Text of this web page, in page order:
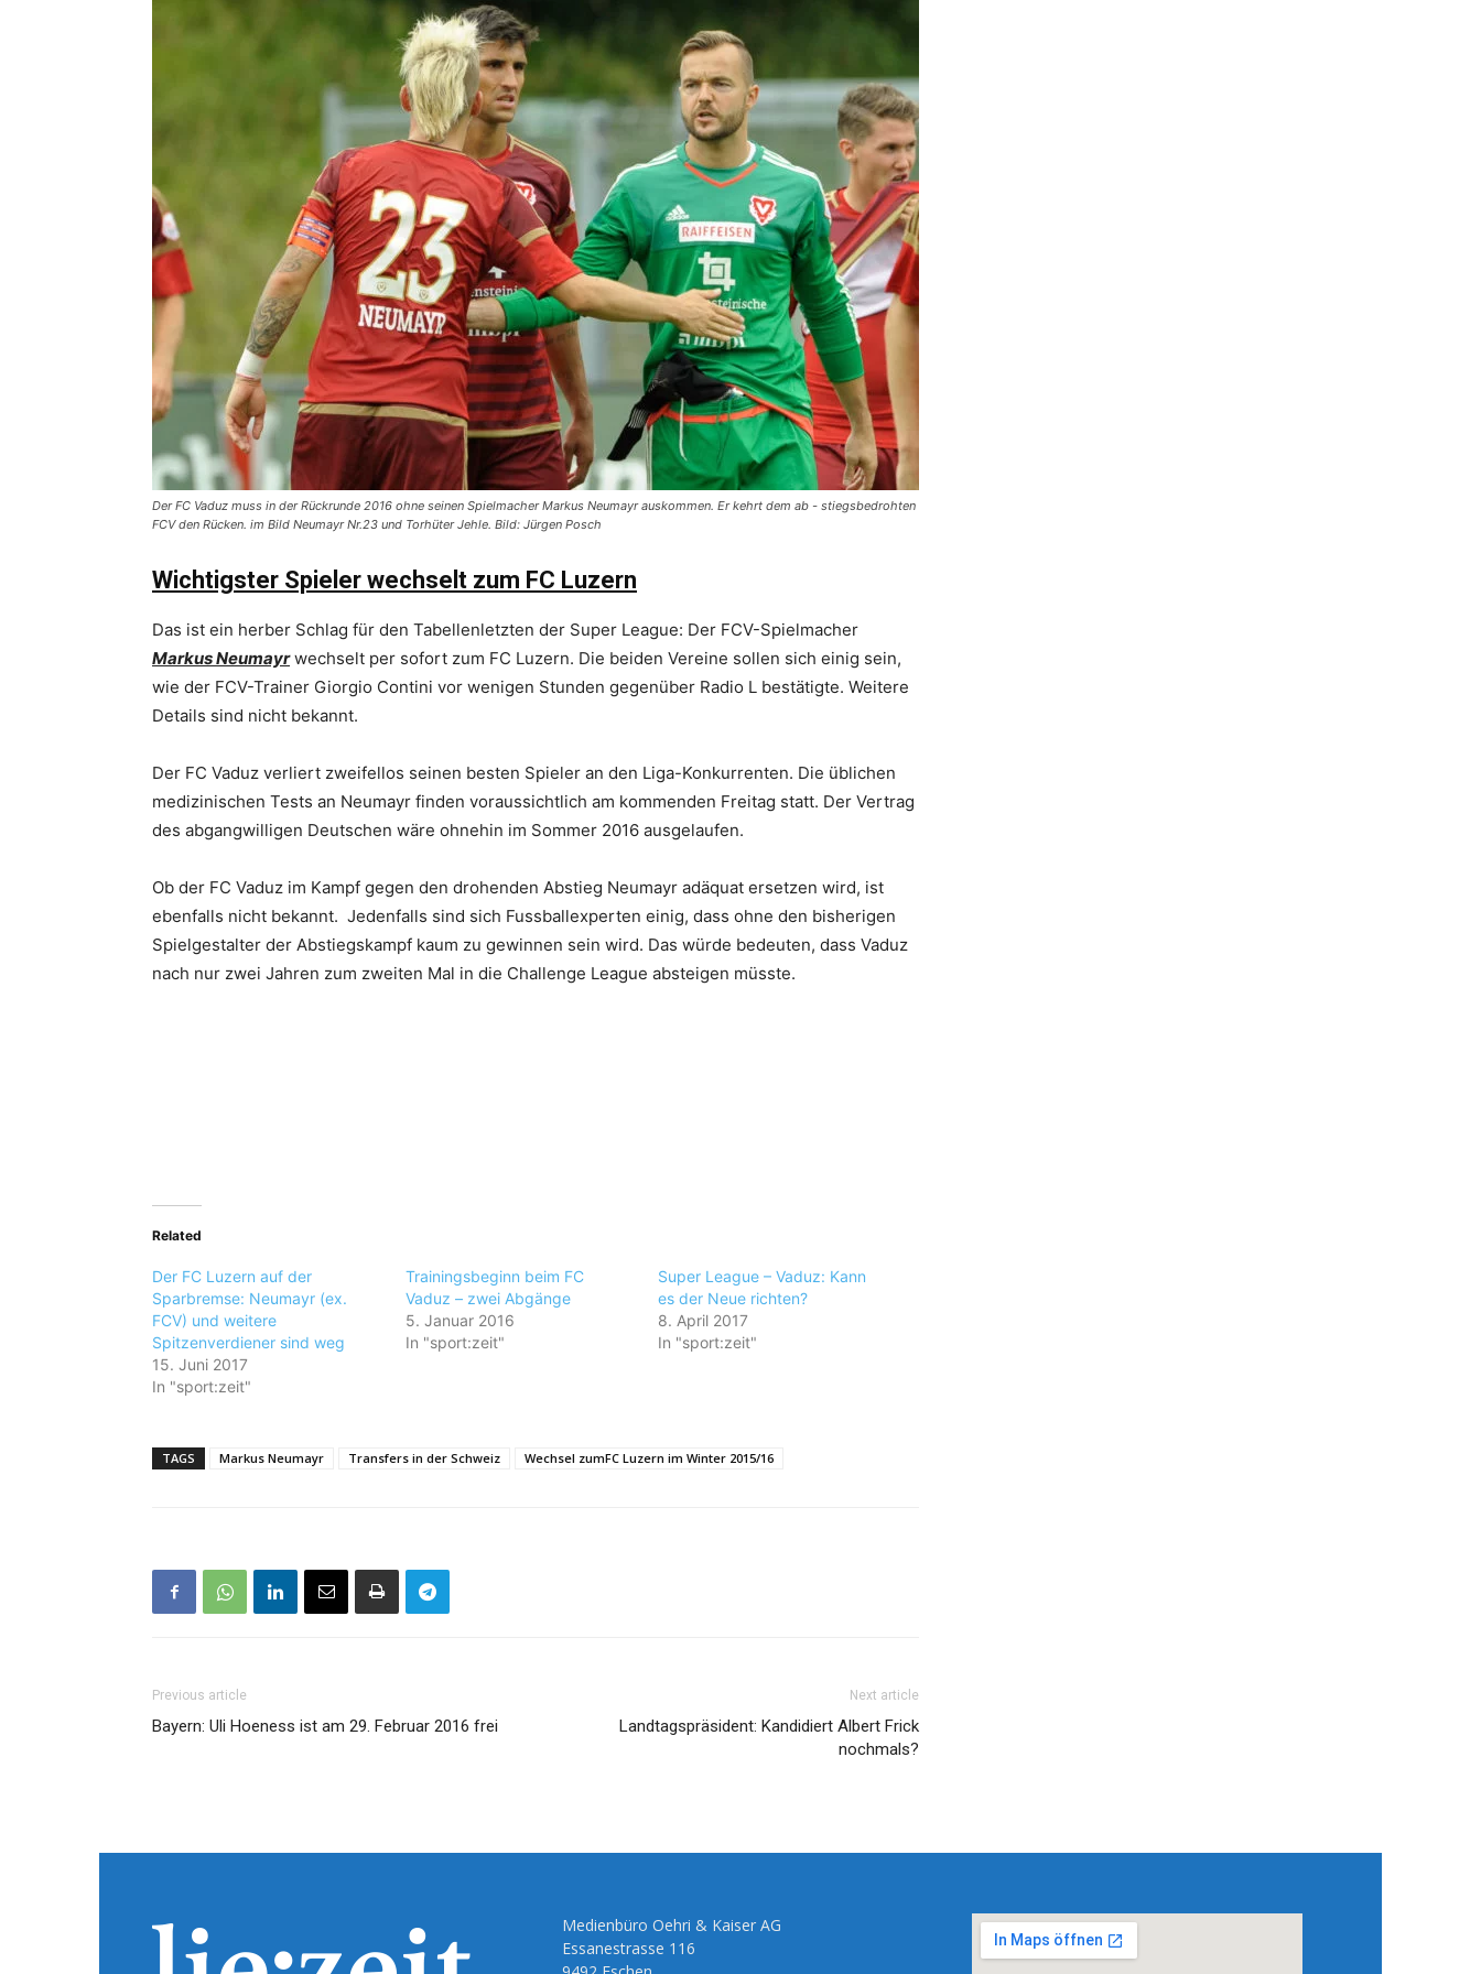
Der FC Vaduz muss in der Rückrunde 2016 ohne seinen Spielmacher Markus Neumayr auskommen. Er kehrt dem ab - stiegsbedrohten
FCV den Rücken. im Bild Neumayr Nr.23 und Torhüter Jehle. Bild: Jürgen Posch
Wichtigster Spieler wechselt zum FC Luzern
Das ist ein herber Schlag für den Tabellenletzten der Super League: Der FCV-Spielmacher
Markus Neumayrwechselt per sofort zum FC Luzern. Die beiden Vereine sollen sich einig sein,
wie der FCV-Trainer Giorgio Contini vor wenigen Stunden gegenüber Radio L bestätigte. Weitere
Details sind nicht bekannt.
Der FC Vaduz verliert zweifellos seinen besten Spieler an den Liga-Konkurrenten. Die üblichen
medizinischen Tests an Neumayr finden voraussichtlich am kommenden Freitag statt. Der Vertrag
des abgangwilligen Deutschen wäre ohnehin im Sommer 2016 ausgelaufen.
Ob der FC Vaduz im Kampf gegen den drohenden Abstieg Neumayr adäquat ersetzen wird, ist
ebenfalls nicht bekannt. Jedenfalls sind sich Fussballexperten einig, dass ohne den bisherigen
Spielgestalter der Abstiegskampf kaum zu gewinnen sein wird. Das würde bedeuten, dass Vaduz
nach nur zwei Jahren zum zweiten Mal in die Challenge League absteigen müsste.
Related
Der FC Luzern auf der
Sparbremse: Neumayr (ex.
FCV) und weitere
Spitzenverdiener sind weg
15. Juni 2017
In "sport:zeit"
Trainingsbeginn beim FC
Vaduz – zwei Abgänge
5. Januar 2016
In "sport:zeit"
Super League – Vaduz: Kann
es der Neue richten?
8. April 2017
In "sport:zeit"
TAGS Markus Neumayr Transfers in der Schweiz Wechsel zumFC Luzern im Winter 2015/16
Previous article
Bayern: Uli Hoeness ist am 29. Februar 2016 frei
Next article
Landtagspräsident: Kandidiert Albert Frick
nochmals?
Medienbüro Oehri & Kaiser AG
Essanestrasse 116